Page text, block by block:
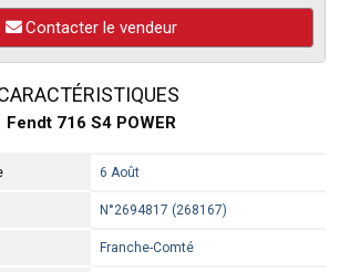
Contacter le vendeur
Fendt 716 S4 POWER
6 Août
N°2694817 (268167)
Franche-Comté